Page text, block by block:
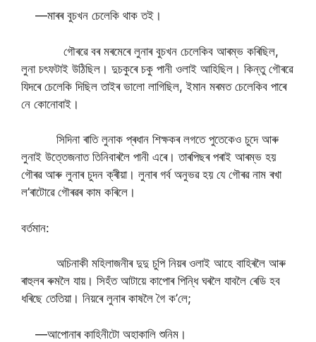
—মাৰৰ বুচখন চেলেকি থাক তই।
গৌৰৱে বৰ মৰমেৰে লুনাৰ বুচখন চেলেকিব আৰম্ভ কৰিছিল,
লুনা চৎফটাই উঠিছিল। দুচকুৰে চকু পানী ওলাই আহিছিল। কিন্তু গৌৰৱে
যিদৰে চেলেকি দিছিল তাইৰ ভালো লাগিছিল, ইমান মৰমত চেলেকিব পাৰে
নে কোনোবাই।
সিদিনা ৰাতি লুনাক প্ৰধান শিক্ষকৰ লগতে পুতেকেও চুদে আৰু
লুনাই উত্তেজনাত তিনিবাৰলৈ পানী এৰে। তাৰপিছৰ পৰাই আৰম্ভ হয়
গৌৰৱ আৰু লুনাৰ চুদন ক্ৰীয়া। লুনাৰ গৰ্ব অনুভৱ হয় যে গৌৰৱ নাম ৰখা
ল’ৰাটোৱে গৌৰৱৰ কাম কৰিলে।
বৰ্তমান:
অচিনাকী মহিলাজনীৰ দুদু চুপি নিয়ৰ ওলাই আহে বাহিৰলৈ আৰু
ৰাহুলৰ ৰুমলৈ যায়। সিহঁত আটায়ে কাপোৰ পিন্ধি ঘৰলৈ যাবলৈ ৰেডি হব
ধৰিছে তেতিয়া। নিয়ৰে লুনাৰ কাষলৈ গৈ ক’লে;
—আপোনাৰ কাহিনীটো অহাকালি শুনিম।